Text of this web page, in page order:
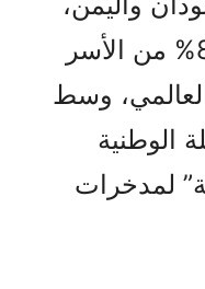
حيث سقطت أكثر من 80% من الأسر
وسط
الوطنية
لمدخرات